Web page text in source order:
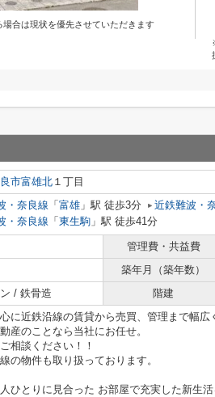
合は現状を優先させていただきます
市富雄北 １丁目
・奈良線 「 富雄 」駅 徒歩3分 近鉄難波・
・奈良線 「 東生駒 」駅 徒歩41分
管理費・共益費
築年月（築年数）
/ 鉄骨造 階建
に近鉄沿線の賃貸から売買、管理まで幅広
産のことなら当社にお任せ。
相談ください！！
の物件も取り扱っております。
ひとりに見合った お部屋で充実した新生